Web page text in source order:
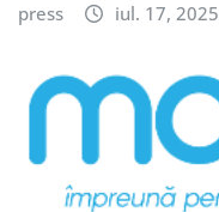
press iul. 17, 2025